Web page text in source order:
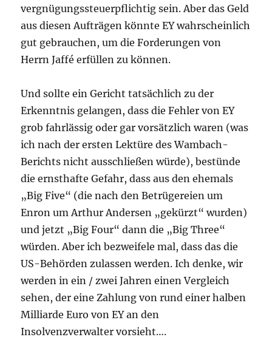
vergnügungssteuerpflichtig sein. Aber das Geld
aus diesen Aufträgen könnte EY wahrscheinlich
gut gebrauchen, um die Forderungen von
Herrn Jaffé erfüllen zu können.
Und sollte ein Gericht tatsächlich zu der
Erkenntnis gelangen, dass die Fehler von EY
grob fahrlässig oder gar vorsätzlich waren (was
ich nach der ersten Lektüre des Wambach-
Berichts nicht ausschließen würde), bestünde
die ernsthafte Gefahr, dass aus den ehemals
„Big Five“ (die nach den Betrügereien um
Enron um Arthur Andersen „gekürzt“ wurden)
und jetzt „Big Four“ dann die „Big Three“
würden. Aber ich bezweifele mal, dass das die
US-Behörden zulassen werden. Ich denke, wir
werden in ein / zwei Jahren einen Vergleich
sehen, der eine Zahlung von rund einer halben
Milliarde Euro von EY an den
Insolvenzverwalter vorsieht….